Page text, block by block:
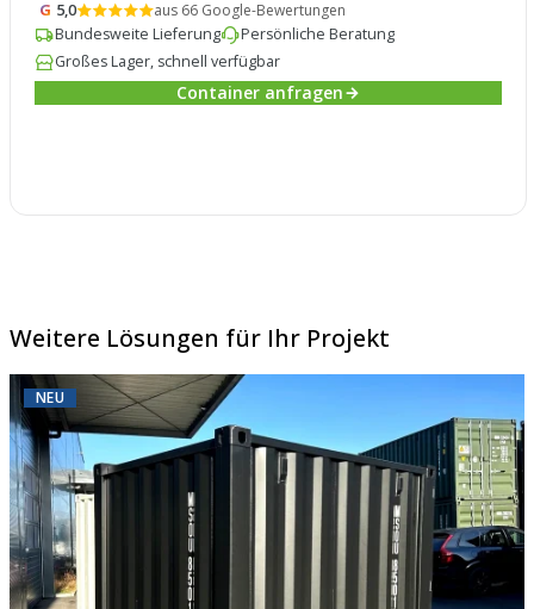
G 5,0
aus 66 Google-Bewertungen
Bundesweite Lieferung
Persönliche Beratung
Großes Lager, schnell verfügbar
Container anfragen
Weitere Lösungen für Ihr Projekt
NEU